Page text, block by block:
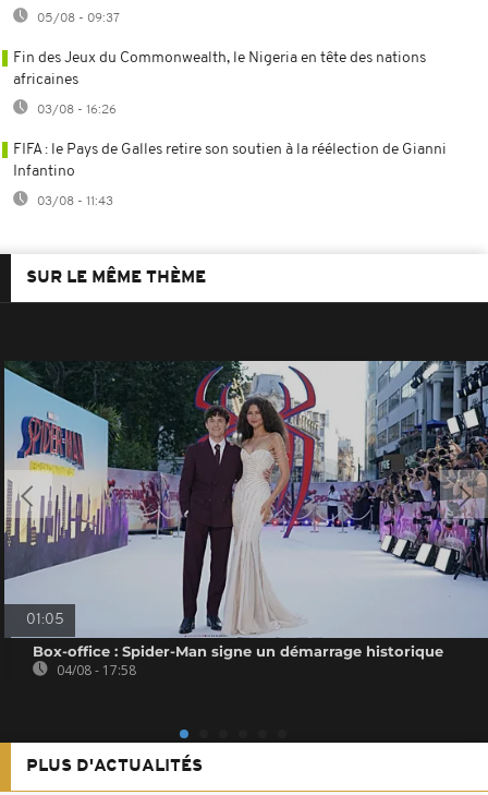
05/08 - 09:37
Fin des Jeux du Commonwealth, le Nigeria en tête des nations
africaines
03/08 - 16:26
FIFA : le Pays de Galles retire son soutien à la réélection de Gianni
Infantino
03/08 - 11:43
SUR LE MÊME THÈME
01:05
Box-office : Spider-Man signe un démarrage historique
04/08 - 17:58
PLUS D'ACTUALITÉS